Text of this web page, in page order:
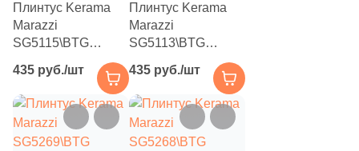
30x30 ( 2549)
30x60 (27 )
40x40 (7)
45x45 (7)
50x50 (2)
Плинтус Kerama
Marazzi
SG5115\BTG
Монтиони 39,6x8
бежевый светлый
матовый под
435 руб./шт
Плинтус Kerama
Marazzi
SG5113\BTG
Монтиони 39,6x8
бежевый матовый
под дерево
435 руб./шт